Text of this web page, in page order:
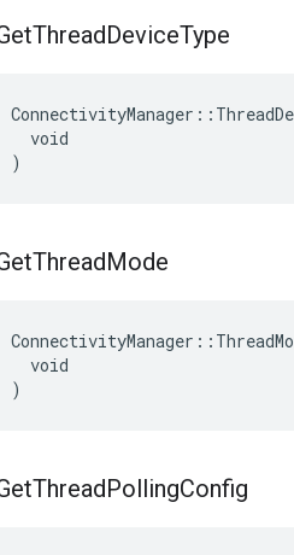
ThreadDeviceType
  void
)
ThreadMode
  void
)
ThreadPollingConfig